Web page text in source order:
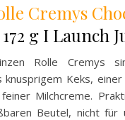
Cremys
g I Launch
Rolle Cremys
knusprigem Keks, einer
feiner Milchcreme.
Beutel, nicht für